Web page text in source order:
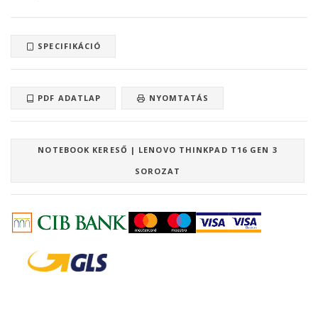
SPECIFIKÁCIÓ
PDF ADATLAP NYOMTATÁS
NOTEBOOK KERESŐ | LENOVO THINKPAD T16 GEN 3
SOROZAT